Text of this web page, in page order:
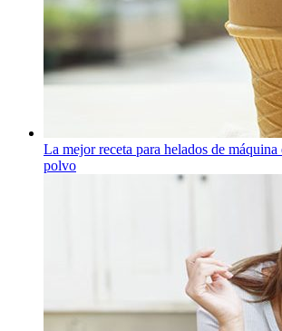
La mejor receta para helados de máquina
polvo